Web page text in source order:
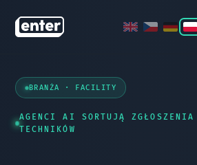
BRANŻA · FACILITY
AGENCI AI SORTUJĄ
TECHNIKÓW